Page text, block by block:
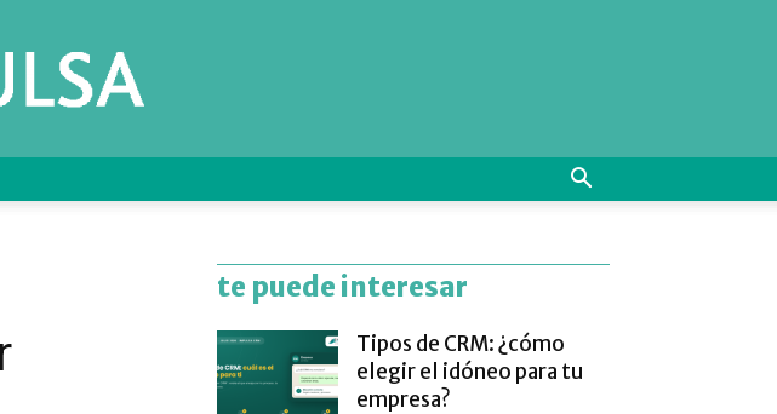
te puede interesar
Tipos de CRM: ¿cómo
elegir el idóneo para tu
empresa?